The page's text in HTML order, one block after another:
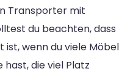
Transporter mit
du beachten, dass
ist, wenn du viele Möbel
die viel Platz